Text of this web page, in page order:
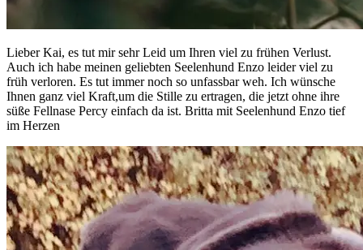
Lieber Kai, es tut mir sehr Leid um Ihren viel zu frühen Verlust.
Auch ich habe meinen geliebten Seelenhund Enzo leider viel zu
früh verloren. Es tut immer noch so unfassbar weh. Ich wünsche
Ihnen ganz viel Kraft,um die Stille zu ertragen, die jetzt ohne ihre
süße Fellnase Percy einfach da ist. Britta mit Seelenhund Enzo tief
im Herzen